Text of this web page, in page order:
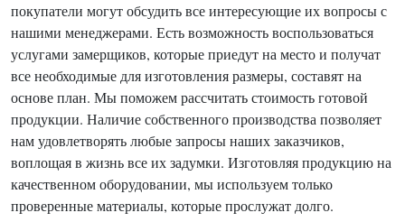
покупатели могут обсудить все интересующие их вопросы с
нашими менеджерами. Есть возможность воспользоваться
услугами замерщиков, которые приедут на место и получат
все необходимые для изготовления размеры, составят на
основе план. Мы поможем рассчитать стоимость готовой
продукции. Наличие собственного производства позволяет
нам удовлетворять любые запросы наших заказчиков,
воплощая в жизнь все их задумки. Изготовляя продукцию на
качественном оборудовании, мы используем только
проверенные материалы, которые прослужат долго.